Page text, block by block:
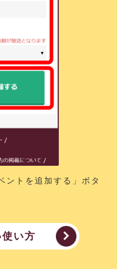
ントを追加する」ボタ
い方